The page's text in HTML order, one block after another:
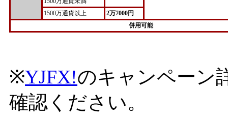
1500万通貨以上
2万7000円
併用可能
※YJFX!のキャンペーン
確認ください。